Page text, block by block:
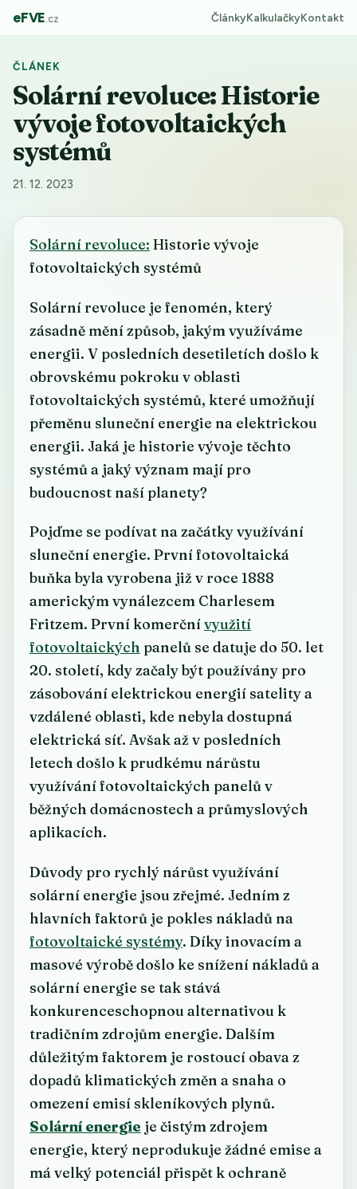
eFVE.cz ČlánkyKalkulačkyKontakt
ČLÁNEK
Solární revoluce: Historie
vývoje fotovoltaických
systémů
21. 12. 2023
Solární revoluce: Historie vývoje
fotovoltaických systémů
Solární revoluce je fenomén, který
zásadně mění způsob, jakým využíváme
energii. V posledních desetiletích došlo k
obrovskému pokroku v oblasti
fotovoltaických systémů, které umožňují
přeměnu sluneční energie na elektrickou
energii. Jaká je historie vývoje těchto
systémů a jaký význam mají pro
budoucnost naší planety?
Pojďme se podívat na začátky využívání
sluneční energie. První fotovoltaická
buňka byla vyrobena již v roce 1888
americkým vynálezcem Charlesem
Fritzem. První komerčnívyužití
fotovoltaických panelů se datuje do 50. let
20. století, kdy začaly být používány pro
zásobování elektrickou energií satelity a
vzdálené oblasti, kde nebyla dostupná
elektrická síť. Avšak až v posledních
letech došlo k prudkému nárůstu
využívání fotovoltaických panelů v
běžných domácnostech a průmyslových
aplikacích.
Důvody pro rychlý nárůst využívání
solární energie jsou zřejmé. Jedním z
hlavních faktorů je pokles nákladů na
fotovoltaické systémy. Díky inovacím a
masové výrobě došlo ke snížení nákladů a
solární energie se tak stává
konkurenceschopnou alternativou k
tradičním zdrojům energie. Dalším
důležitým faktorem je rostoucí obava z
dopadů klimatických změn a snaha o
omezení emisí skleníkových plynů.
Solární energie je čistým zdrojem
energie, který neprodukuje žádné emise a
má velký potenciál přispět k ochraně